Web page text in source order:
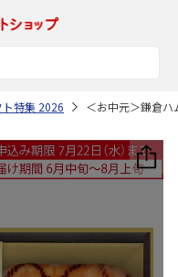
特集 2026 ＜お中元＞鎌倉